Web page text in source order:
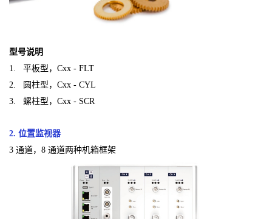
型号说明
1. 平板型，Cxx - FLT
2. 圆柱型，Cxx - CYL
3. 螺柱型，Cxx - SCR
2. 位置监视器
3 通道，8 通道两种机箱框架